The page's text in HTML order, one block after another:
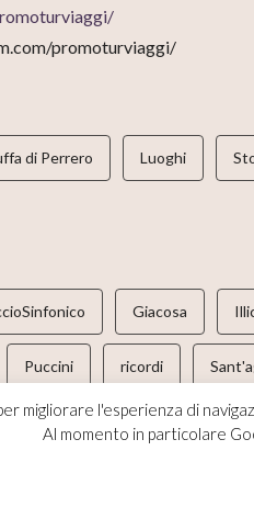
promoturviaggi/
di Perrero Luoghi
Giacosa
Puccini ricordi
migliorare l'esperienza di
Al momento in particolare